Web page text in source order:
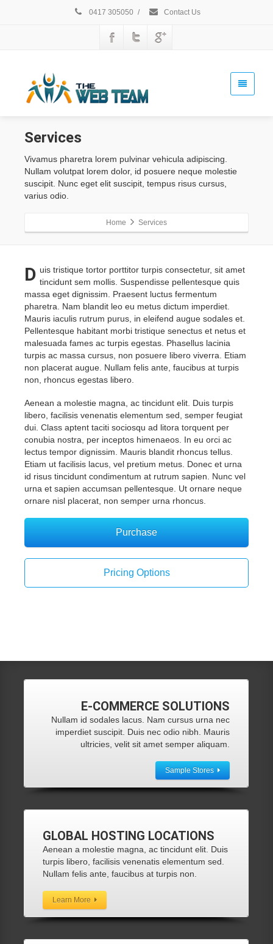
0417 305050 / Contact Us
Services
Vivamus pharetra lorem pulvinar vehicula adipiscing.
Nullam volutpat lorem dolor, id posuere neque molestie
suscipit. Nunc eget elit suscipit, tempus risus cursus,
varius odio.
Home Services
D uis tristique tortor porttitor turpis consectetur, sit amet
tincidunt sem mollis. Suspendisse pellentesque quis
massa eget dignissim. Praesent luctus fermentum
pharetra. Nam blandit leo eu metus dictum imperdiet.
Mauris iaculis rutrum purus, in eleifend augue sodales et.
Pellentesque habitant morbi tristique senectus et netus et
malesuada fames ac turpis egestas. Phasellus lacinia
turpis ac massa cursus, non posuere libero viverra. Etiam
non placerat augue. Nullam felis ante, faucibus at turpis
non, rhoncus egestas libero.
Aenean a molestie magna, ac tincidunt elit. Duis turpis
libero, facilisis venenatis elementum sed, semper feugiat
dui. Class aptent taciti sociosqu ad litora torquent per
conubia nostra, per inceptos himenaeos. In eu orci ac
lectus tempor dignissim. Mauris blandit rhoncus tellus.
Etiam ut facilisis lacus, vel pretium metus. Donec et urna
id risus tincidunt condimentum at rutrum sapien. Nunc vel
urna et sapien accumsan pellentesque. Ut ornare neque
ornare nisl placerat, non semper urna rhoncus.
Purchase
Pricing Options
E-COMMERCE SOLUTIONS
Nullam id sodales lacus. Nam cursus urna nec
imperdiet suscipit. Duis nec odio nibh. Mauris
ultricies, velit sit amet semper aliquam.
Sample Stores
GLOBAL HOSTING LOCATIONS
Aenean a molestie magna, ac tincidunt elit. Duis
turpis libero, facilisis venenatis elementum sed.
Nullam felis ante, faucibus at turpis non.
Learn More